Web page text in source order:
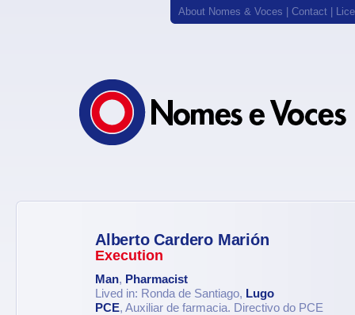
About Nomes & Voces Contact
Alberto Cardero Marión
Execution
Man, Pharmacist
Lived in: Ronda de Santiago, Lugo
PCE, Auxiliar de farmacia. Directivo do PCE